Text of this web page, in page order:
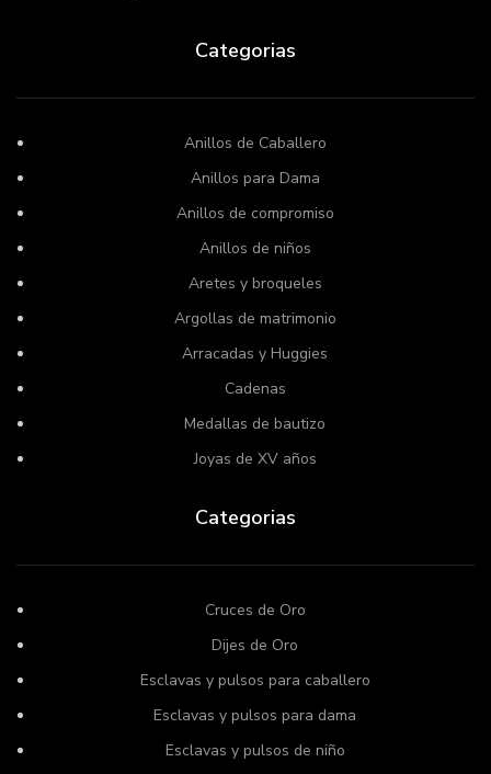
Categorias
Anillos de Caballero
Anillos para Dama
Anillos de compromiso
Anillos de niños
Aretes y broqueles
Argollas de matrimonio
Arracadas y Huggies
Cadenas
Medallas de bautizo
Joyas de XV años
Categorias
Cruces de Oro
Dijes de Oro
Esclavas y pulsos para caballero
Esclavas y pulsos para dama
Esclavas y pulsos de niño